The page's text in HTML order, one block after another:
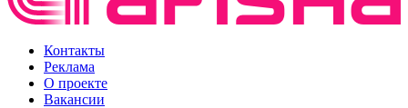
Контакты
Реклама
О проекте
Вакансии